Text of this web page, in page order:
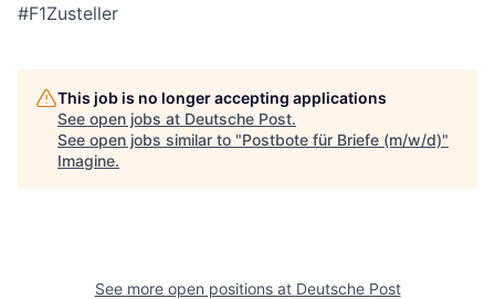
#F1Zusteller
This job is no longer accepting applications
See open jobs at Deutsche Post.
See open jobs similar to "Postbote für Briefe (m/w/d)"
Imagine.
See more open positions at Deutsche Post